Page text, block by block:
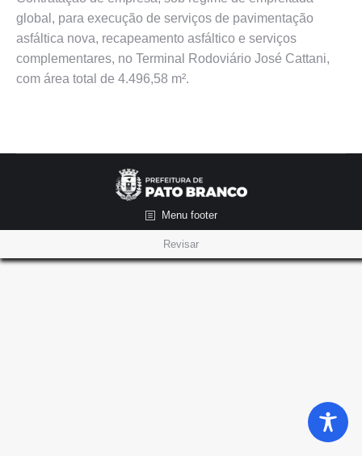
global, para execução de serviços de pavimentação
asfáltica nova, recapeamento asfáltico e serviços
complementares, no Terminal Rodoviário José Cattani,
com área total de 4.496,58 m².
Menu footer
Revisar